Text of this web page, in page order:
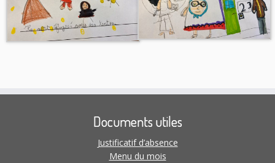
Documents utiles
Justificatif d’absence
Menu du mois